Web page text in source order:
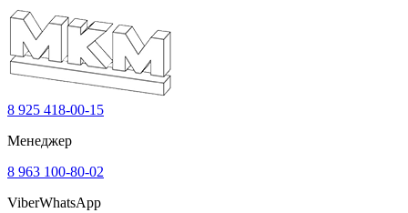
8 925 418-00-15
Менеджер
8 963 100-80-02
ViberWhatsApp